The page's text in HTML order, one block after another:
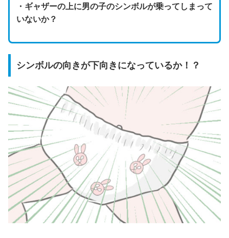
・ギャザーの上に男の子のシンボルが乗ってしまって
いないか？
シンボルの向きが下向きになっているか！？